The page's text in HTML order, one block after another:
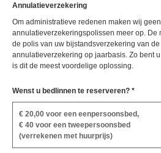
Annulatieverzekering
Om administratieve redenen maken wij geen
annulatieverzekeringspolissen meer op. De
de polis van uw bijstandsverzekering van
annulatieverzekering op jaarbasis. Zo bent
is dit de meest voordelige oplossing.
Wenst u bedlinnen te reserveren? *
€ 20,00 voor een eenpersoonsbed,
€ 40 voor een tweepersoonsbed
(verrekenen met huurprijs)